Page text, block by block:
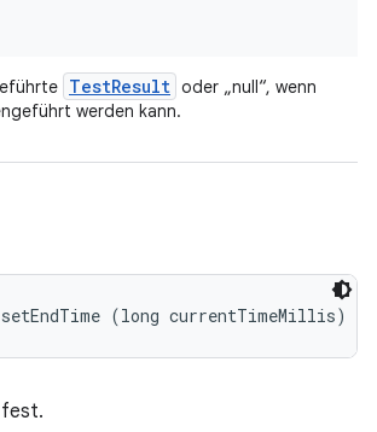
TestResult oder „null“, wenn
werden kann.
(long currentTimeMillis)
fest.